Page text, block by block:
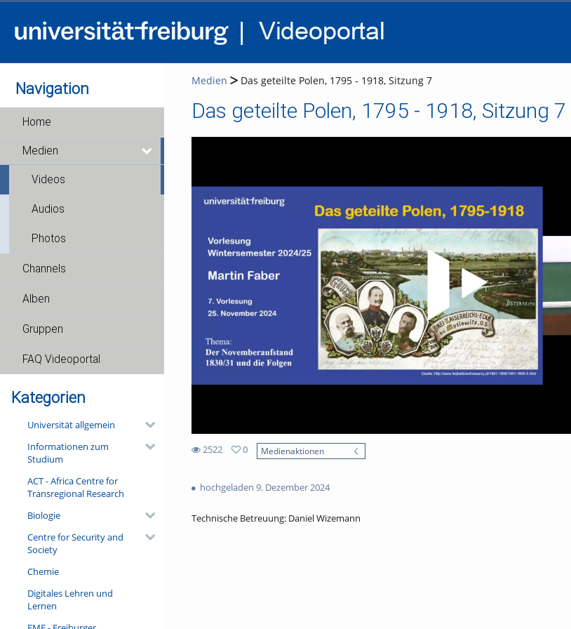
Navigation
Home
Medien
Videos
Audios
Photos
Channels
Alben
Gruppen
FAQ Videoportal
Kategorien
Universität allgemein
Informationen zum
Studium
ACT - Africa Centre for
Transregional Research
Biologie
Centre for Security and
Society
Chemie
Digitales Lehren und
Lernen
Medien Das geteilte Polen, 1795 - 1918, Sitzung 7
Das geteilte Polen, 1795 - 1918, Sitzung 7
Video abspielen
2522
views
0
Medienaktionen
hochgeladen 9. Dezember 2024
Technische Betreuung: Daniel Wizemann